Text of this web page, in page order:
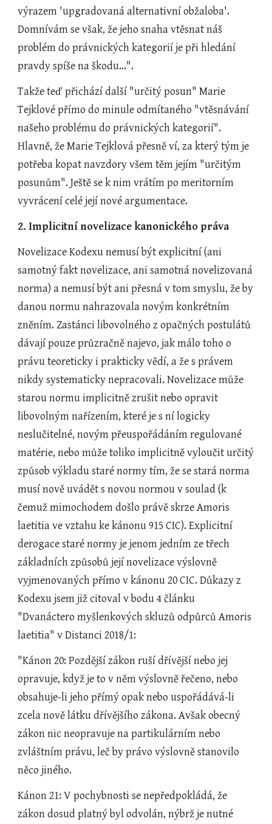
výrazem 'upgradovaná alternativní obžaloba'.
Domnívám se však, že jeho snaha vtěsnat náš
problém do právnických kategorií je při hledání
pravdy spíše na škodu...".
Takže teď přichází další "určitý posun" Marie
Tejklové přímo do minule odmítaného "vtěsnávání
našeho problému do právnických kategorií".
Hlavně, že Marie Tejklová přesně ví, za který tým je
potřeba kopat navzdory všem těm jejím "určitým
posunům". Ještě se k nim vrátím po meritorním
vyvrácení celé její nové argumentace.
2. Implicitní novelizace kanonického práva
Novelizace Kodexu nemusí být explicitní (ani
samotný fakt novelizace, ani samotná novelizovaná
norma) a nemusí být ani přesná v tom smyslu, že by
danou normu nahrazovala novým konkrétním
zněním. Zastánci libovolného z opačných postulátů
dávají pouze průzračně najevo, jak málo toho o
právu teoreticky i prakticky vědí, a že s právem
nikdy systematicky nepracovali. Novelizace může
starou normu implicitně zrušit nebo opravit
libovolným nařízením, které je s ní logicky
neslučitelné, novým přeuspořádáním regulované
matérie, nebo může toliko implicitně vyloučit určitý
způsob výkladu staré normy tím, že se stará norma
musí nově uvádět s novou normou v soulad (k
čemuž mimochodem došlo právě skrze Amoris
laetitia ve vztahu ke kánonu 915 CIC). Explicitní
derogace staré normy je jenom jedním ze třech
základních způsobů její novelizace výslovně
vyjmenovaných přímo v kánonu 20 CIC. Důkazy z
Kodexu jsem již citoval v bodu 4 článku
"Dvanáctero myšlenkových skluzů odpůrců Amoris
laetitia" v Distanci 2018/1:
"Kánon 20: Pozdější zákon ruší dřívější nebo jej
opravuje, když je to v něm výslovně řečeno, nebo
obsahuje-li jeho přímý opak nebo uspořádává-li
zcela nově látku dřívějšího zákona. Avšak obecný
zákon nic neopravuje na partikulárním nebo
zvláštním právu, leč by právo výslovně stanovilo
něco jiného.
Kánon 21: V pochybnosti se nepředpokládá, že
zákon dosud platný byl odvolán, nýbrž je nutné